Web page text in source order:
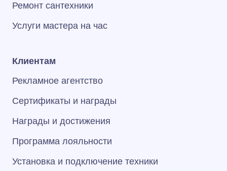
Ремонт сантехники
Услуги мастера на час
Клиентам
Рекламное агентство
Сертификаты и награды
Награды и достижения
Программа лояльности
Установка и подключение техники